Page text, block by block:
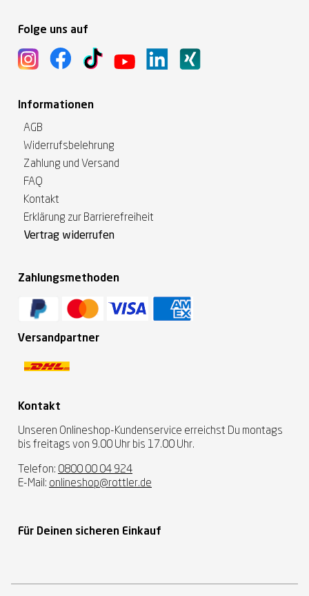
Folge uns auf
Informationen
AGB
Widerrufsbelehrung
Zahlung und Versand
FAQ
Kontakt
Erklärung zur Barrierefreiheit
Vertrag widerrufen
Zahlungsmethoden
Versandpartner
Kontakt
Unseren Onlineshop-Kundenservice erreichst Du montags
bis freitags von 9.00 Uhr bis 17.00 Uhr.
Telefon: 0800 00 04 924
E-Mail: onlineshop@rottler.de
Für Deinen sicheren Einkauf